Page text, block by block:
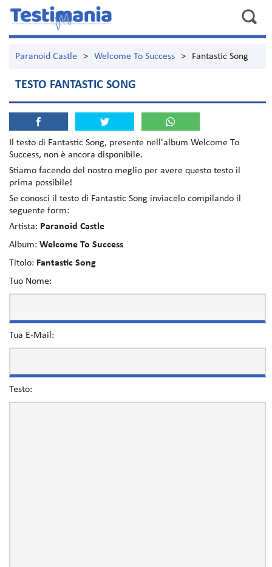
Paranoid Castle > Welcome To Success > Fantastic Song
TESTO FANTASTIC SONG
Il testo di Fantastic Song, presente nell'album Welcome To
Success, non è ancora disponibile.
Stiamo facendo del nostro meglio per avere questo testo il
prima possibile!
Se conosci il testo di Fantastic Song inviacelo compilando il
seguente form:
Artista: Paranoid Castle
Album: Welcome To Success
Titolo: Fantastic Song
Tuo Nome:
Tua E-Mail:
Testo: